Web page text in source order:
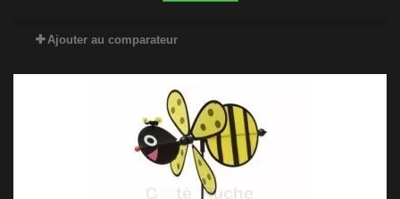
Ajouter au comparateur